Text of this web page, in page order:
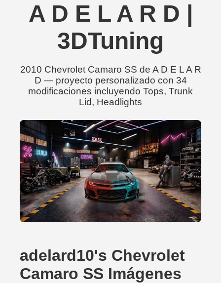
A D E L A R D |
3DTuning
2010 Chevrolet Camaro SS de A D E L A R
D — proyecto personalizado con 34
modificaciones incluyendo Tops, Trunk
Lid, Headlights
adelard10's Chevrolet
Camaro SS Imágenes